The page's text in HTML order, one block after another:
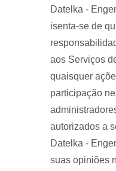
Datelka -
isenta-se de
aos Serviços
quaisquer
participação
autorizados a
Datelka -
suas opiniões